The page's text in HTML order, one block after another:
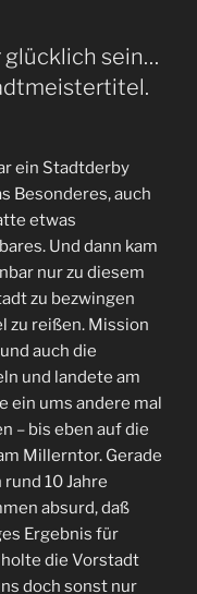
glücklich sein…
ein Stadtderby
Besonderes, auch
etwas
Und dann kam
nur zu diesem
zu bezwingen
zu reißen. Mission
auch die
und landete am
ein ums andere mal
– bis eben auf die
Millerntor. Gerade
10 Jahre
absurd, daß
Ergebnis für
die Vorstadt
doch sonst nur